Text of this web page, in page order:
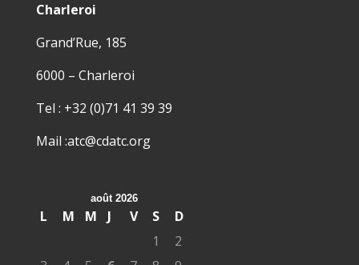
Charleroi
Grand’Rue, 185
6000 – Charleroi
Tel : +32 (0)71 41 39 39
Mail :atc@cdatc.org
août 2026
L M M J V S
D
1
2